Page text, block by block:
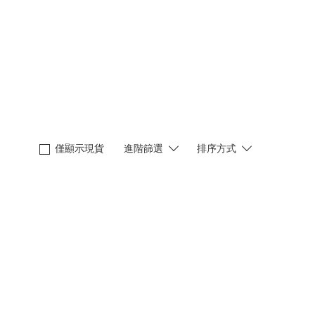
僅顯示現貨 進階篩選 排序方式